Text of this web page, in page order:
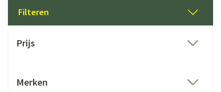
Filteren
Prijs
Merken